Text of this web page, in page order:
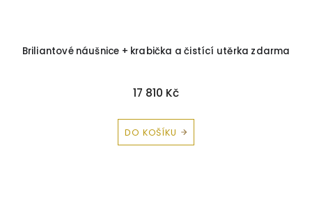
Briliantové náušnice + krabička a čistící utěrka zdarma
17 810 Kč
DO KOŠÍKU